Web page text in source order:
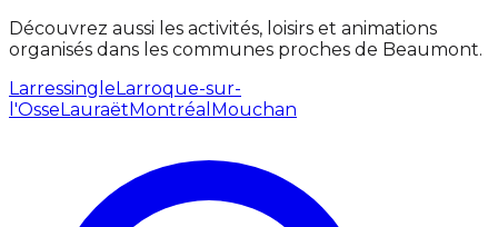
Découvrez aussi les activités, loisirs et animations
organisés dans les communes proches de Beaumont.
LarressingleLarroque-sur-
l'OsseLauraëtMontréal Mouchan